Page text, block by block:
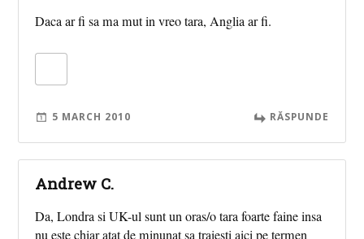
Daca ar fi sa ma mut in vreo tara, Anglia ar fi.
5 MARCH 2010 RĂSPUNDE
Andrew C.
Da, Londra si UK-ul sunt un oras/o tara foarte faine insa
nu este chiar atat de minunat sa traiesti aici pe termen